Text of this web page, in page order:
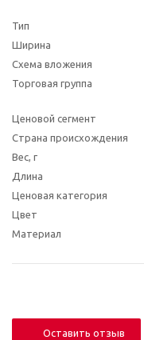
Тип
Ширина
Схема вложения
Торговая группа
Ценовой сегмент
Страна происхождения
Вес, г
Длина
Ценовая категория
Цвет
Материал
Оставить отзыв